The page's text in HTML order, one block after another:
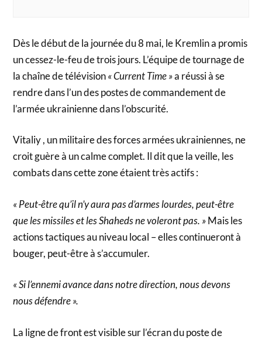
Dès le début de la journée du 8 mai, le Kremlin a promis
un cessez-le-feu de trois jours. L’équipe de tournage de
la chaîne de télévision« Current Time »a réussi à se
rendre dans l’un des postes de commandement de
l’armée ukrainienne dans l’obscurité.
Vitaliy , un militaire des forces armées ukrainiennes, ne
croit guère à un calme complet. Il dit que la veille, les
combats dans cette zone étaient très actifs :
« Peut-être qu’il n’y aura pas d’armes lourdes, peut-être
que les missiles et les Shaheds ne voleront pas. »Mais les
actions tactiques au niveau local – elles continueront à
bouger, peut-être à s’accumuler.
« Si l’ennemi avance dans notre direction, nous devons
nous défendre ».
La ligne de front est visible sur l’écran du poste de